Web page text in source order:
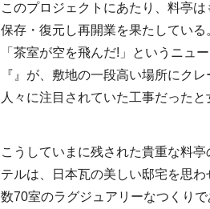
このプロジェクトにあたり、料亭
保存・復元し再開業を果たしてい
「茶室が空を飛んだ!」というニュ
『』が、敷地の一段高い場所にク
人々に注目されていた工事だったと
こうしていまに残された貴重な料
テルは、日本瓦の美しい邸宅を思
数70室のラグジュアリーなつくり